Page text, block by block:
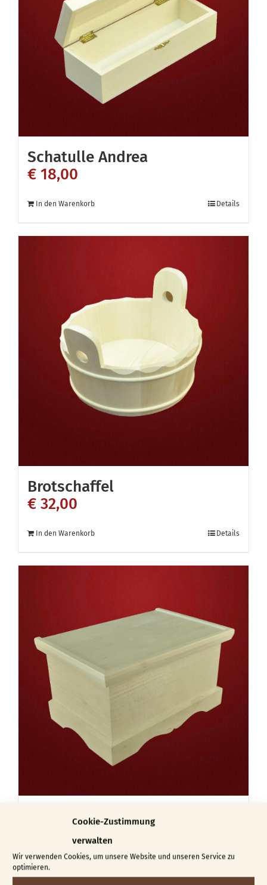
Cookie-Zustimmung
verwalten
Wir verwenden Cookies, um unsere Website und unseren Service zu
optimieren.
Optionen
können
der
Produktseite
gewählt
Schatulle Andrea
€ 18,00
In den Warenkorb Details
Brotschaffel
€ 32,00
In den Warenkorb Details
Truhe Valerie
In den Warenkorb